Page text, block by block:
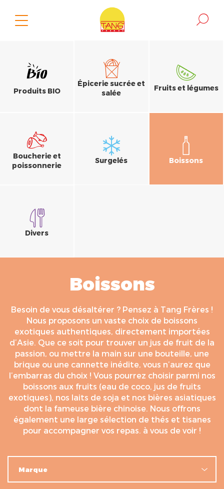
Produits BIO
Épicerie sucrée et
salée
Fruits et légumes
Boucherie et
poissonnerie
Surgelés Boissons
Divers
Boissons
Besoin de vous désaltérer ? Pensez à Tang Frères !
Nous proposons un vaste choix de boissons
exotiques authentiques, directement importées
d’Asie. Que ce soit pour trouver un jus de fruit de la
passion, ou mettre la main sur une bouteille, une
brique ou une cannette inédite, vous n’aurez que
l’embarras du choix ! Vous pourrez choisir parmi nos
boissons aux fruits (eau de coco, jus de fruits
exotiques), nos laits de soja et nos bières asiatiques
dont la fameuse bière chinoise. Nous offrons
également une large sélection de thés et tisanes
pour accompagner vos repas. à vous de voir !